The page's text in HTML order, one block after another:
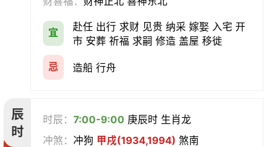
宜
赴任 出行 求财 见贵 纳采 嫁娶 入宅 开
市 安葬 祈福 求嗣 修造 盖屋 移徙
忌 造船 行舟
辰
时
时辰：7:00-9:00 庚辰时 生肖龙
冲煞：冲狗 甲戌(1934,1994) 煞南